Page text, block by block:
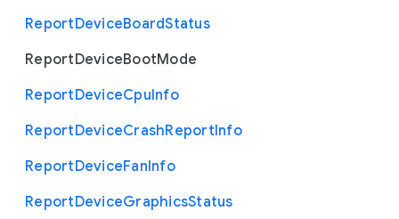
ReportDeviceBoardStatus
ReportDeviceBootMode
ReportDeviceCpuInfo
ReportDeviceCrashReportInfo
ReportDeviceFanInfo
ReportDeviceGraphicsStatus